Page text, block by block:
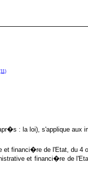
: la loi), s'applique aux
financi�re de l'Etat, du 4
et financi�re de